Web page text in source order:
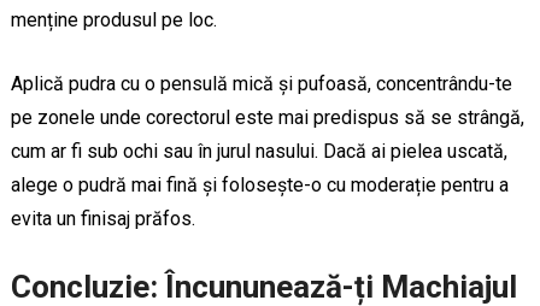
menține produsul pe loc.
Aplică pudra cu o pensulă mică și pufoasă, concentrându-te
pe zonele unde corectorul este mai predispus să se strângă,
cum ar fi sub ochi sau în jurul nasului. Dacă ai pielea uscată,
alege o pudră mai fină și folosește-o cu moderație pentru a
evita un finisaj prăfos.
Concluzie: Încununează-ți Machiajul